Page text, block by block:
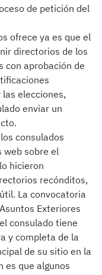
de petición del
ofrece ya es que el
directorios de los
con aprobación de
elecciones,
enviar un
consulados
web sobre el
hicieron
recónditos,
La convocatoria
Exteriores
consulado tiene
y completa de la
de su sitio en la
es que algunos